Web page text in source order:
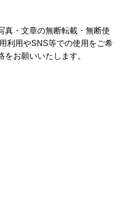
真・文章の無断転載・無断使
利用やSNS等での使用をご希
お願いいたします。